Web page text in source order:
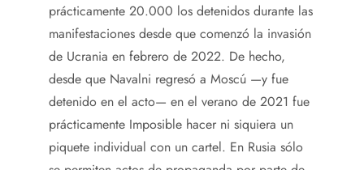
prácticamente 20.000 los detenidos durante las
manifestaciones desde que comenzó la invasión
de Ucrania en febrero de 2022. De hecho,
desde que Navalni regresó a Moscú —y fue
detenido en el acto— en el verano de 2021 fue
prácticamente Imposible hacer ni siquiera un
piquete individual con un cartel. En Rusia sólo